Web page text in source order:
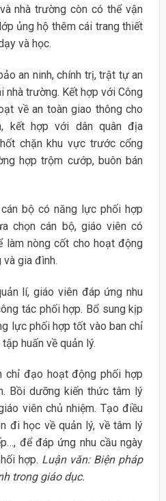
nhà trường còn có thể vận
ủng hộ thêm cái trang thiết
và học.
an ninh, chính trị, trật tự an
nhà trường. Kết hợp với Công
về an toàn giao thông cho
kết hợp với dân quân địa
chặn khu vực trước cổng
hợp trộm cướp, buôn bán
bộ có năng lực phối hợp
chọn cán bộ, giáo viên có
làm nòng cốt cho hoạt động
gia đình.
lí, giáo viên đáp ứng nhu
tác phối hợp. Bổ sung kịp
lực phối hợp tốt vào ban chỉ
huấn về quản lý.
chỉ đạo hoạt động phối hợp
Bồi dưỡng kiến thức tâm lý
viên chủ nhiệm. Tạo điều
đi học về quản lý, về tâm lý
để đáp ứng nhu cầu ngày
hợp. Luận văn: Biện pháp
trong giáo dục.